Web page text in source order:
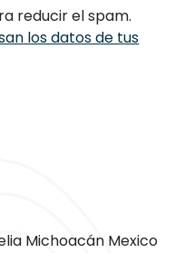
reducir el spam.
los datos de tus
Michoacán Mexico